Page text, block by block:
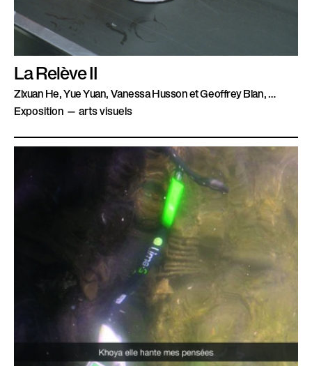
La Relève II
Zixuan He, Yue Yuan, Vanessa Husson et Geoffrey Blan, …
Exposition — arts visuels